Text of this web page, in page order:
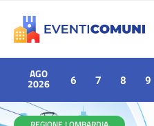
AGO
2026 6 7 8 9